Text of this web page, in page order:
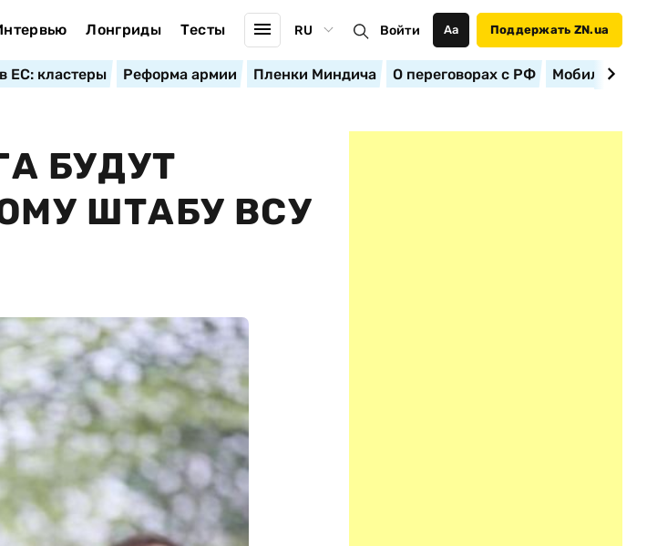
Лонгриды Тесты RU Войти Аа Поддержать ZN.ua
ЕС: кластеры Реформа армии Пленки Миндича О переговорах с РФ
БУДУТ
ШТАБУ ВСУ